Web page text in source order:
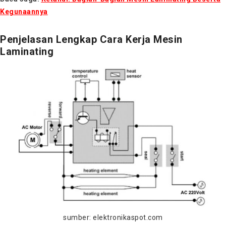
Kegunaannya
Penjelasan Lengkap Cara Kerja Mesin
Laminating
sumber: elektronikaspot.com